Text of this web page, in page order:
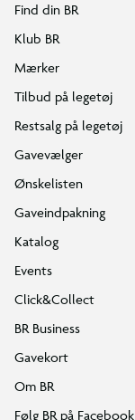
Find din BR
Klub BR
Mærker
Tilbud på legetøj
Restsalg på legetøj
Gavevælger
Ønskelisten
Gaveindpakning
Katalog
Events
Click&Collect
BR Business
Gavekort
Om BR
Følg BR på Facebook